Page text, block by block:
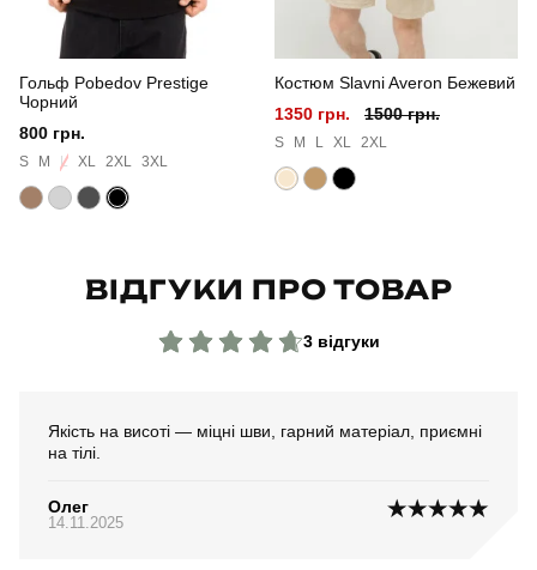
Сезон
Колір темно-синій
Матеріал
Склад тканини
Гольф Pobedov Prestige
Чорний
800 грн.
S M L XL 2XL 3XL
Костюм Slavni Averon Бежевий
1350 грн.
1500 грн.
S M L XL 2XL
ВІДГУКИ ПРО ТОВАР
3 відгуки
Якість на висоті — міцні шви, гарний матеріал, приємні
на тілі.
Олег
14.11.2025